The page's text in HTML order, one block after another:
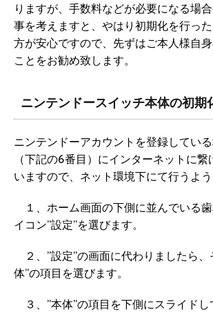
りますが、手数料などが必要になる場
事を考えますと、やはり初期化を行っ
方が安心ですので、先ずはご本人様自
ことをお勧め致します。
ニンテンドースイッチ本体の初期
ニンテンドーアカウントを登録してい
（下記の6番目）にインターネットに
いますので、ネット環境下にて行うよう
１、ホーム画面の下側に並んでいる
イコン”設定”を選びます。
２、”設定”の画面に代わりましたら、
体”の項目を選びます。
３、”本体”の項目を下側にスライドし